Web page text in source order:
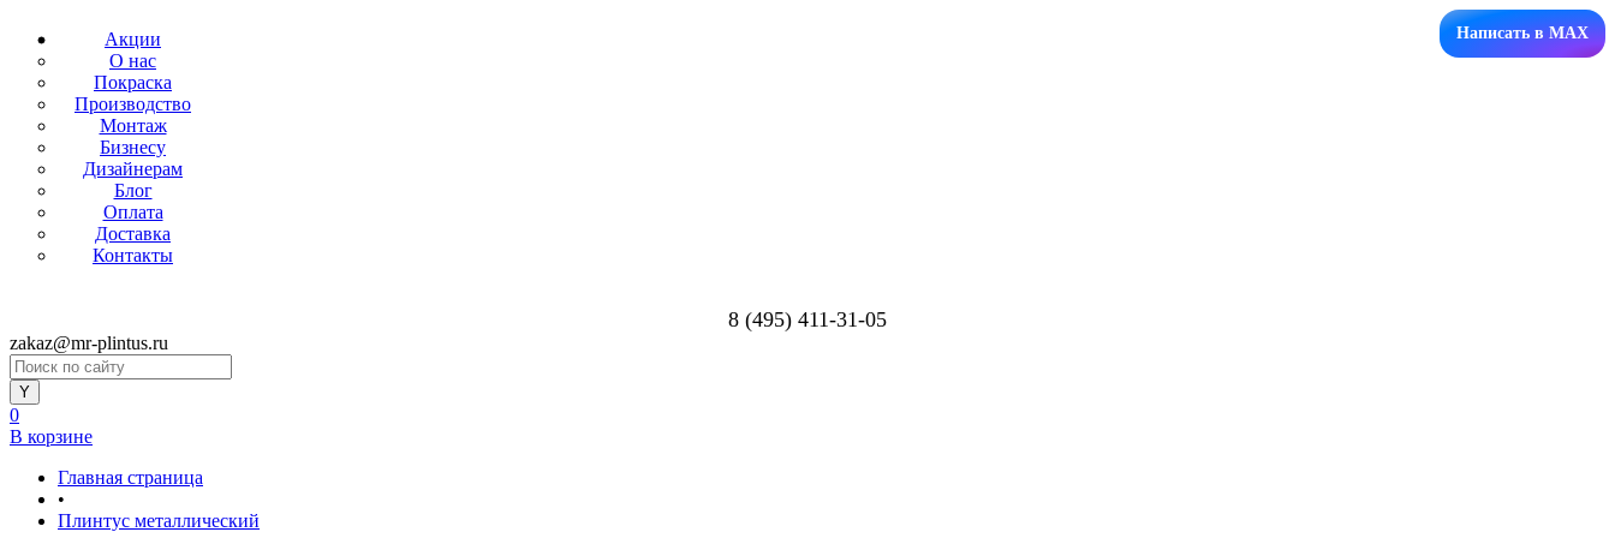
Акции
О нас
Покраска
Производство
Монтаж
Бизнесу
Дизайнерам
Блог
Оплата
Доставка
Контакты
Написать в MAX
8 (495) 411-31-05
zakaz@mr-plintus.ru
0
В корзине
Главная страница
•
Плинтус металлический